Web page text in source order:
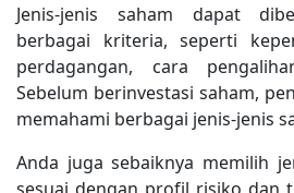
Jenis-jenis saham dapat
berbagai kriteria, seperti
perdagangan, cara
Sebelum berinvestasi saham,
memahami berbagai jenis-jenis
Anda juga sebaiknya memilih